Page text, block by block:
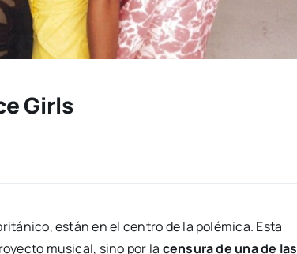
Girls
están en el centro de la polémica. Esta
musical, sino por la censura de una de las